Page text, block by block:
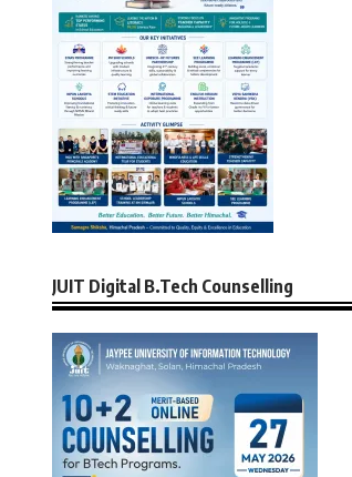
JUIT Digital B.Tech Counselling